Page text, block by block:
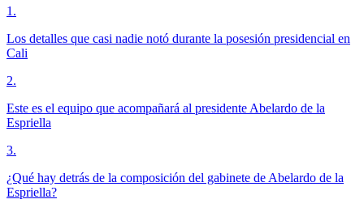
1 .
Los detalles que casi nadie notó durante la posesión presidencial en
Cali
2.
Este es el equipo que acompañará al presidente Abelardo de la
Espriella
3.
¿Qué hay detrás de la composición del gabinete de Abelardo de la
Espriella?